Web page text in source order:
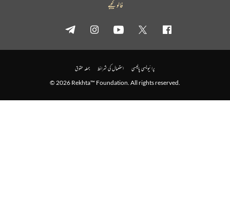
فالو کیجیے
پرائیویسی پالیسی استعمال کی شرائط جملہ حقوق
© 2026 Rekhta™ Foundation. All rights reserved.